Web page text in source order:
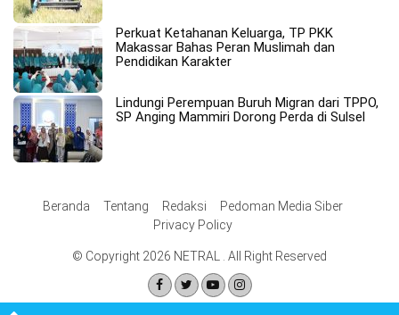
Perkuat Ketahanan Keluarga, TP PKK
Makassar Bahas Peran Muslimah dan
Pendidikan Karakter
Lindungi Perempuan Buruh Migran dari TPPO,
SP Anging Mammiri Dorong Perda di Sulsel
Beranda Tentang Redaksi
Pedoman Media Siber
Privacy Policy
© Copyright 2026 NETRAL . All Right Reserved